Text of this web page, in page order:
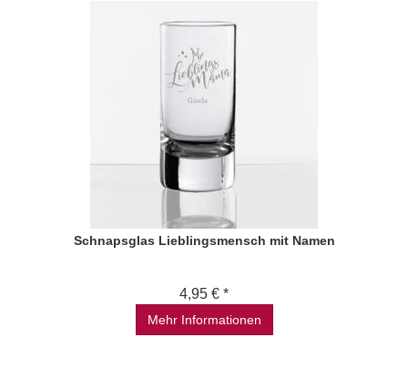
Schnapsglas Lieblingsmensch mit Namen
4,95 € *
Mehr Informationen